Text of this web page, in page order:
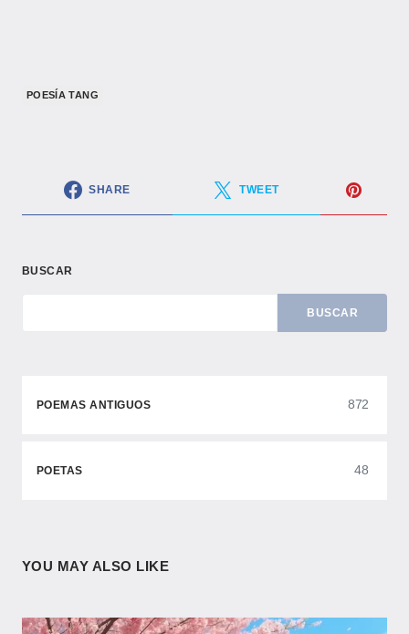
POESÍA TANG
SHARE TWEET
BUSCAR
BUSCAR
POEMAS ANTIGUOS 872
POETAS 48
YOU MAY ALSO LIKE